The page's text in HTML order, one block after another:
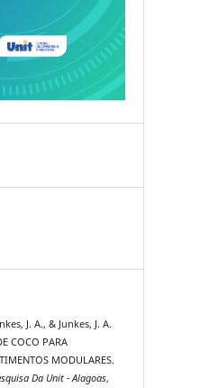
J. A., & Junkes, J. A.
COCO PARA
MODULARES.
Da Unit - Alagoas,